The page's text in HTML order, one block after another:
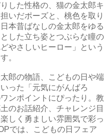
した性格の、猫の金太郎キ
いだポーズと、桃色を取り
本昔ばなしの金太郎をゆる
した立ち姿とつぶらな瞳の
やさしいヒーロー」という
。
郎の物語、こどもの日や端
った「元気にがんばろ
ンポイントにぴったり。教
のお話紹介、チャレンジ目
しく勇ましい雰囲気で彩っ
では、こどもの日フェア